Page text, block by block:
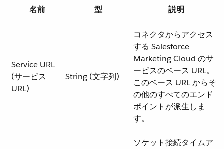
名前 型 説明
Service URL
(サービス
URL)
String (文字列)
コネクタからアクセス
する Salesforce
Marketing Cloud のサ
ービスのベース URL。
このベース URL からそ
の他のすべてのエンド
ポイントが派生しま
す。
ソケット接続タイムア